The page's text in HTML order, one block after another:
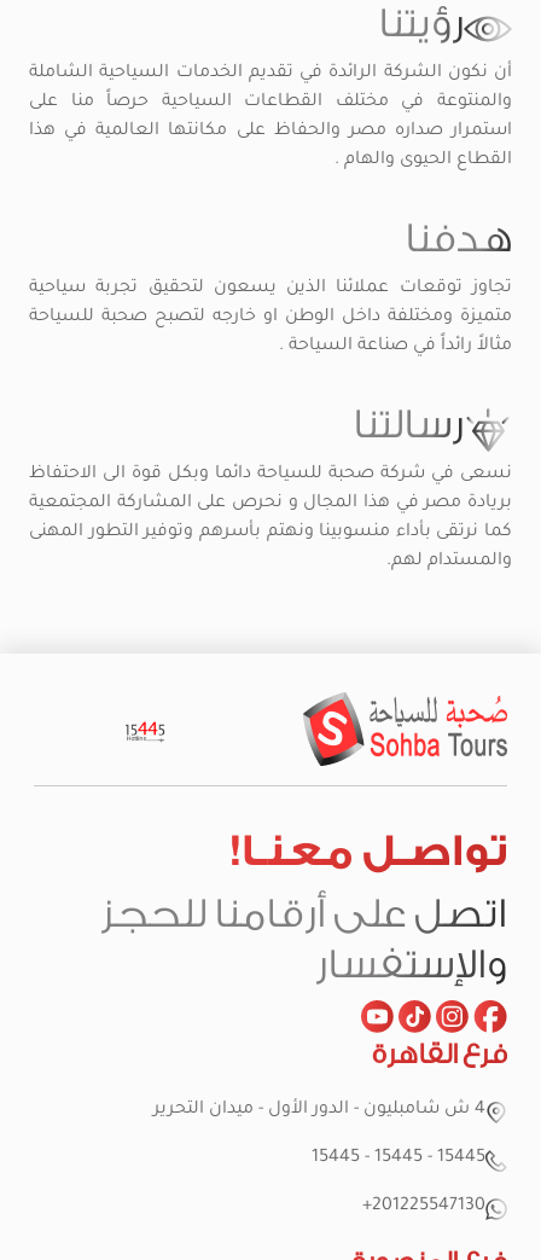
رؤيتنا
أن نكون الشركة الرائدة في تقديم الخدمات السياحية الشاملة
والمنتوعة في مختلف القطاعات السياحية حرصاً منا على
استمرار صداره مصر والحفاظ على مكانتها العالمية في هذا
القطاع الحيوى والهام .
هدفنا
تجاوز توقعات عملائنا الذين يسعون لتحقيق تجربة سياحية
متميزة ومختلفة داخل الوطن او خارجه لتصبح صحبة للسياحة
مثالاً رائداً في صناعة السياحة .
رسالتنا
نسعى في شركة صحبة للسياحة دائما وبكل قوة الى الاحتفاظ
بريادة مصر في هذا المجال و نحرص على المشاركة المجتمعية
كما نرتقى بأداء منسوبينا ونهتم بأسرهم وتوفير التطور المهنى
والمستدام لهم.
تواصـل معنـا!
اتصل على أرقامنا للحجز
والإستفسار
فرع القاهرة
4 ش شامبليون - الدور الأول - ميدان التحرير
15445 - 15445 - 15445
201225547130+